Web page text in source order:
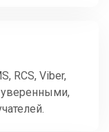
RCS, Viber,
уверенными,